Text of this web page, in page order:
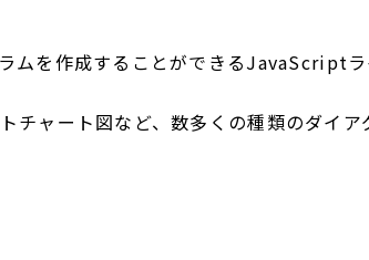
ムを作成することができるJavaScriptラ
ャート図など、数多くの種類のダイア